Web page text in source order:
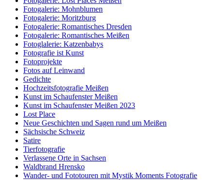
Fotogalerie: Mohnblumen
Fotogalerie: Moritzburg
Fotogalerie: Romantisches Dresden
Fotogalerie: Romantisches Meißen
Fotoglalerie: Katzenbabys
Fotografie ist Kunst
Fotoprojekte
Fotos auf Leinwand
Gedichte
Hochzeitsfotografie Meißen
Kunst im Schaufenster Meißen
Kunst im Schaufenster Meißen 2023
Lost Place
Neue Geschichten und Sagen rund um Meißen
Sächsische Schweiz
Satire
Tierfotografie
Verlassene Orte in Sachsen
Waldbrand Hrensko
Wander- und Fototouren mit Mystik Moments Fotografie